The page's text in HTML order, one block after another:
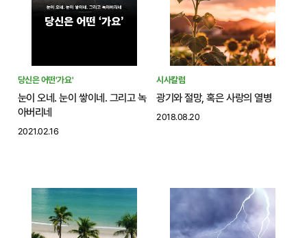
당신은 어떤'가요'
눈이 오네. 눈이 쌓이네. 그리고 녹
아버리네
2021.02.16
시사칼럼
광기와 절망, 혹은 사랑의 열병
2018.08.20